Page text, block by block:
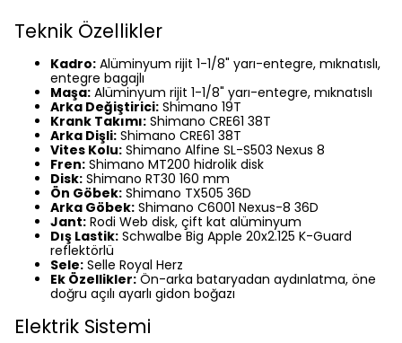
Teknik Özellikler
Kadro: Alüminyum rijit 1-1/8" yarı-entegre, mıknatıslı,
entegre bagajlı
Maşa: Alüminyum rijit 1-1/8" yarı-entegre, mıknatıslı
Arka Değiştirici: Shimano 19T
Krank Takımı: Shimano CRE61 38T
Arka Dişli: Shimano CRE61 38T
Vites Kolu: Shimano Alfine SL-S503 Nexus 8
Fren: Shimano MT200 hidrolik disk
Disk: Shimano RT30 160 mm
Ön Göbek: Shimano TX505 36D
Arka Göbek: Shimano C6001 Nexus-8 36D
Jant: Rodi Web disk, çift kat alüminyum
Dış Lastik: Schwalbe Big Apple 20x2.125 K-Guard
reflektörlü
Sele: Selle Royal Herz
Ek Özellikler:Ön-arka bataryadan aydınlatma, öne
doğru açılı ayarlı gidon boğazı
Elektrik Sistemi